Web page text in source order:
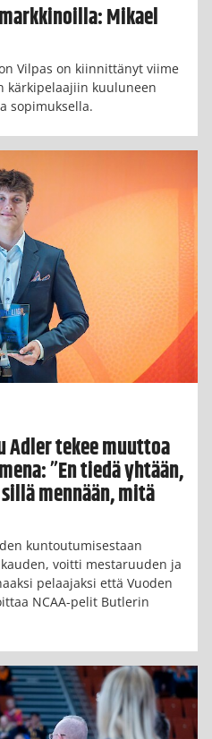
Mikael
Vilpas on kiinnittänyt viime
kärkipelaajiin kuuluneen
sopimuksella.
Adler tekee muuttoa
”En tiedä yhtään,
mennään, mitä
kuntoutumisestaan
voitti mestaruuden ja
pelaajaksi että Vuoden
NCAA-pelit Butlerin